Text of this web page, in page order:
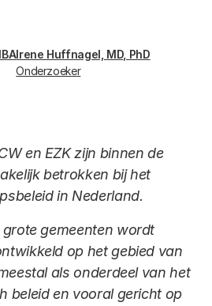
Irene Huffnagel, MD, PhD
Onderzoeker
en EZK zijn binnen de
betrokken bij het
in Nederland.
gemeenten wordt
op het gebied van
als onderdeel van het
beleid en vooral gericht op